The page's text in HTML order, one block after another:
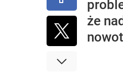
że